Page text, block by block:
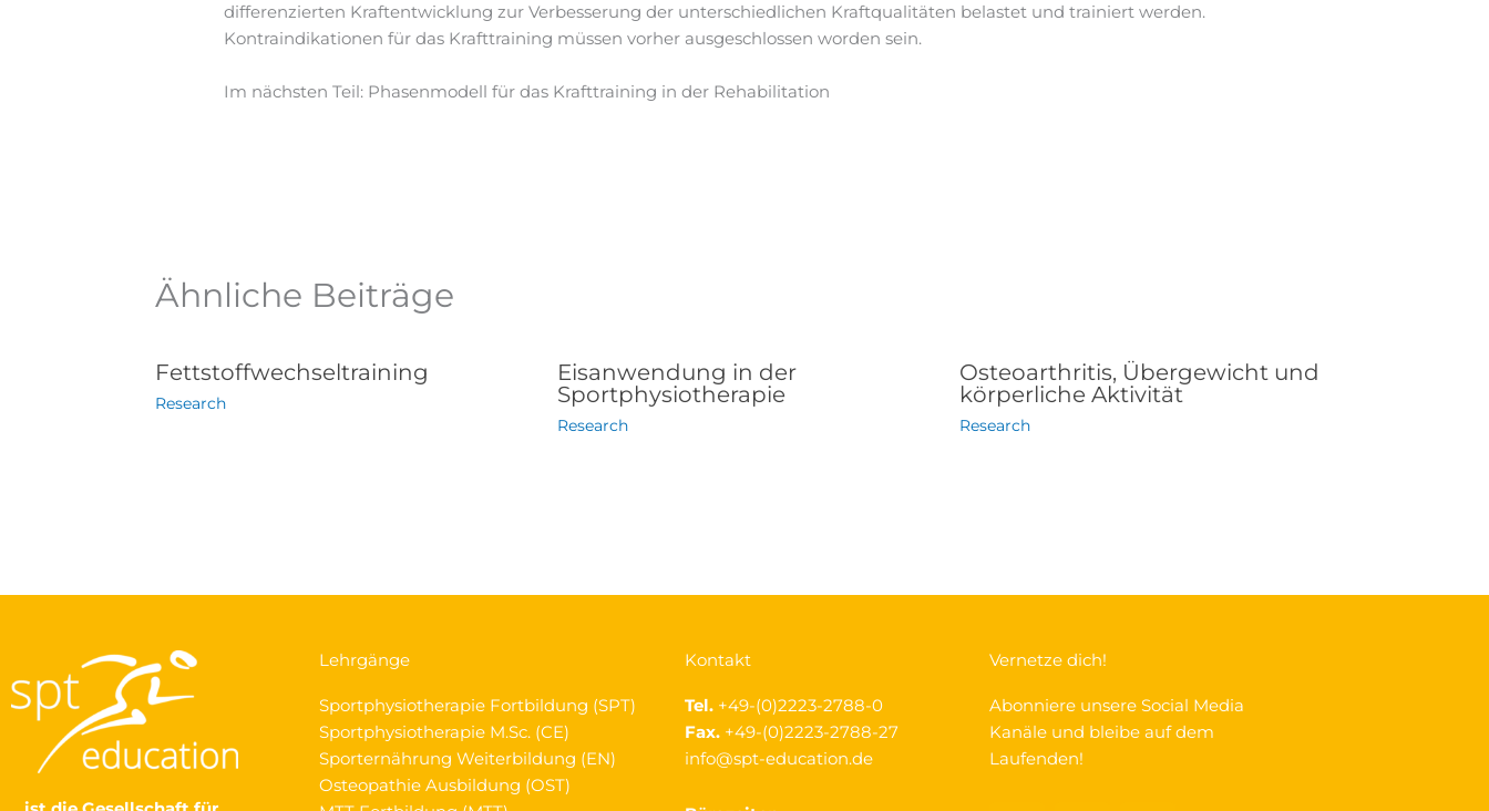
differenzierten Kraftentwicklung zur Verbesserung der unterschiedlichen Kraftqualitäten belastet und trainiert werden.
Kontraindikationen für das Krafttraining müssen vorher ausgeschlossen worden sein.
Im nächsten Teil: Phasenmodell für das Krafttraining in der Rehabilitation
Ähnliche Beiträge
Fettstoffwechseltraining
Research
Eisanwendung in der
Sportphysiotherapie
Research
Osteoarthritis, Übergewicht und
körperliche Aktivität
Research
Lehrgänge
Sportphysiotherapie Fortbildung (SPT)
Sportphysiotherapie M.Sc. (CE)
Sporternährung Weiterbildung (EN)
Osteopathie Ausbildung (OST)
Kontakt
Tel. +49-(0)2223-2788-0
Fax. +49-(0)2223-2788-27
info@spt-education.de
Vernetze dich!
Abonniere unsere Social Media
Kanäle und bleibe auf dem
Laufenden!